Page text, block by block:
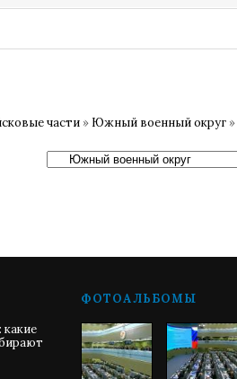
части » Южный военный округ »
ФОТОАЛЬБОМЫ